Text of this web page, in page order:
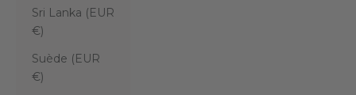
Sri Lanka (EUR
€)
Suède (EUR
€)